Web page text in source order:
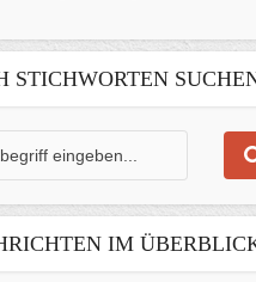
STICHWORTEN
IM